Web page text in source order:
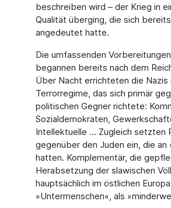
beschreiben wird – der Krieg in
Qualität überging, die sich
angedeutet hatte.
Die umfassenden
begannen bereits nach dem
Über Nacht errichteten die Nazis
Terrorregime, das sich primär
politischen Gegner richtete:
Sozialdemokraten,
Intellektuelle … Zugleich setzten
gegenüber den Juden ein, die an
hatten. Komplementär, die
Herabsetzung der slawischen
hauptsächlich im östlichen
»Untermenschen«, als